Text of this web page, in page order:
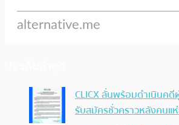
CLICX ลั่นพร้อมดำเนินค
รับสมัครชั่วคราวหลังคนแ